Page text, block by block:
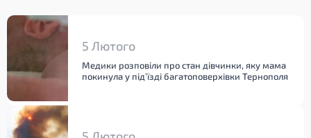
5 Лютого
Медики розповіли про стан дівчинки, яку мама
покинула у під’їзді багатоповерхівки Тернополя